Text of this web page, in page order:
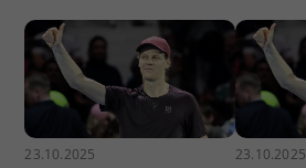
23.10.2025 23.10.2025